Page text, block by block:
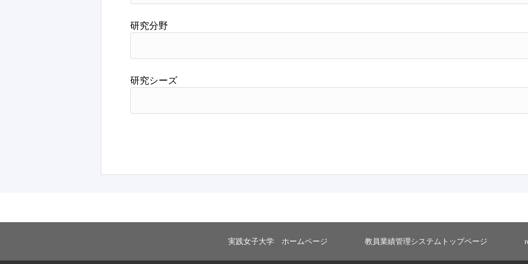
研究分野
研究シーズ
実践女子大学 ホームページ 教員業績管理システムトップページ